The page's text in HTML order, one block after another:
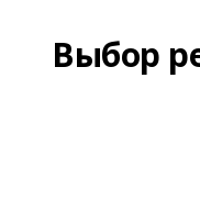
Выбор